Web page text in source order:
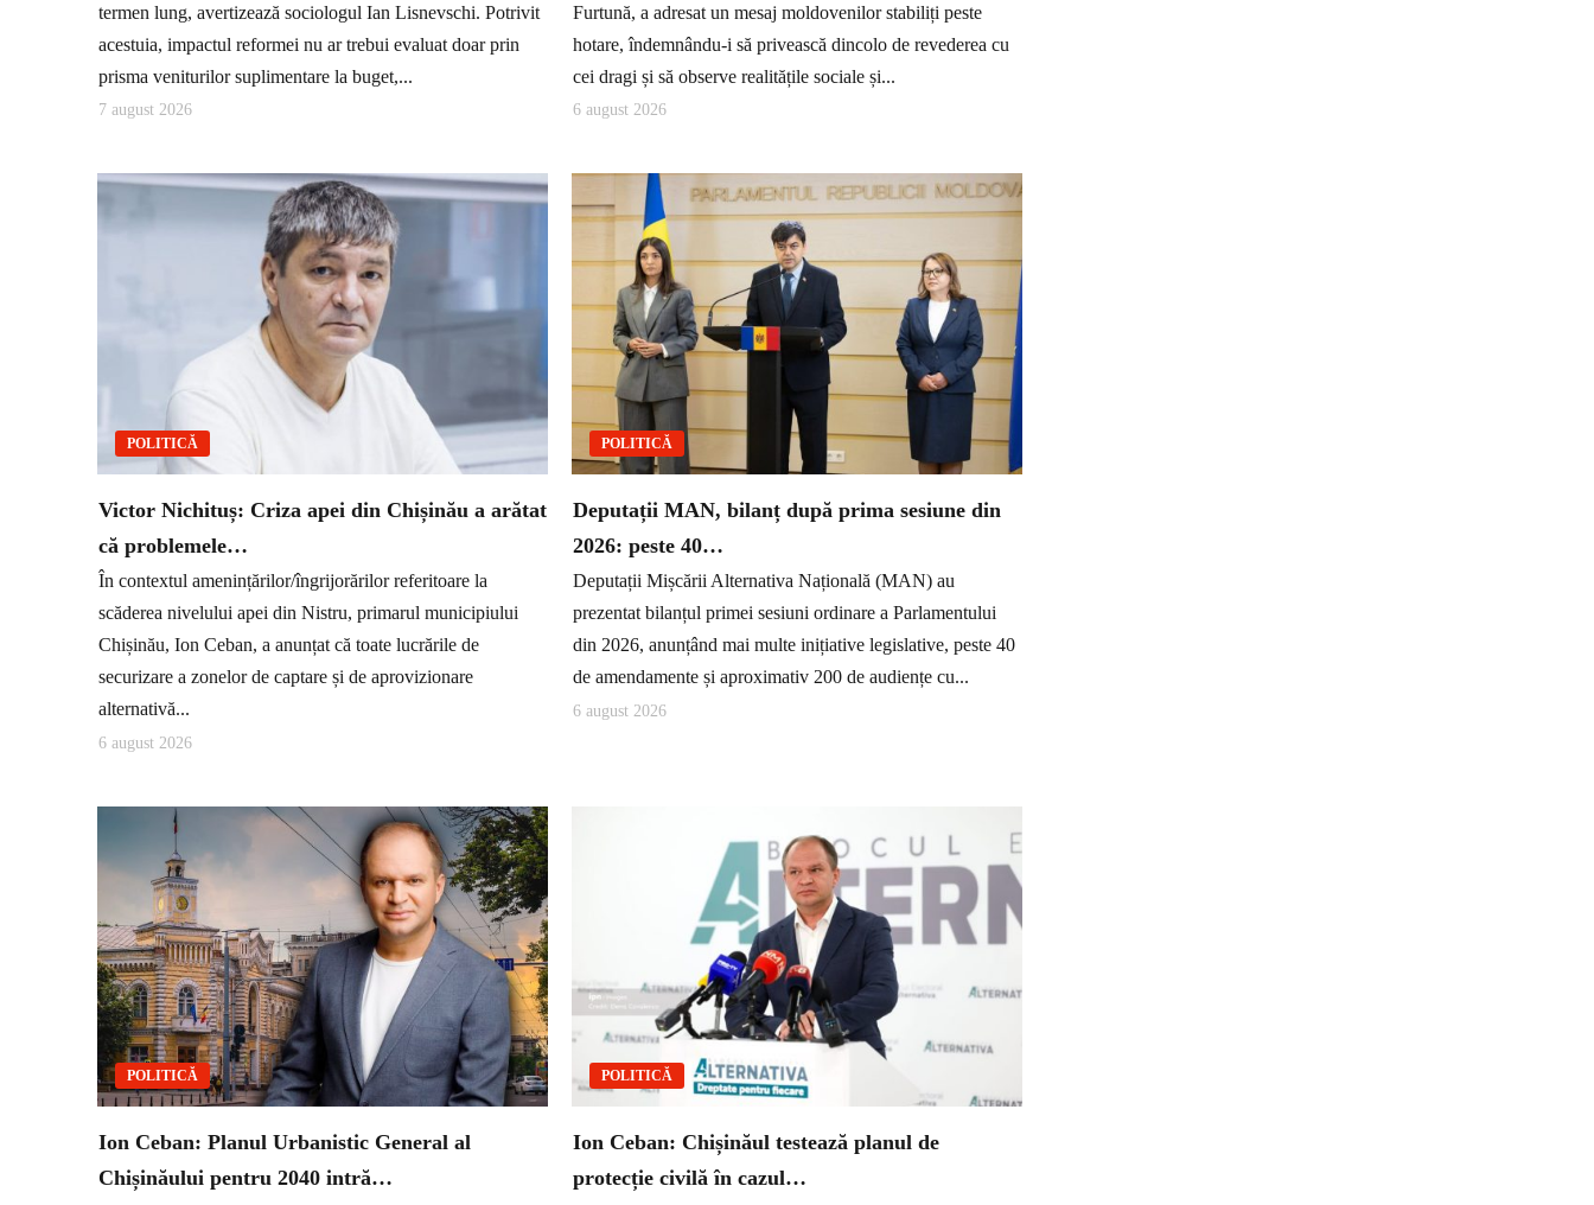
termen lung, avertizează sociologul Ian Lisnevschi. Potrivit
acestuia, impactul reformei nu ar trebui evaluat doar prin
prisma veniturilor suplimentare la buget,...
7 august 2026
Furtună, a adresat un mesaj moldovenilor stabiliți peste
hotare, îndemnându-i să privească dincolo de revederea cu
cei dragi și să observe realitățile sociale și...
6 august 2026
POLITICĂ
Victor Nichituș: Criza apei din Chișinău a arătat
că problemele…
În contextul amenințărilor/îngrijorărilor referitoare la
scăderea nivelului apei din Nistru, primarul municipiului
Chișinău, Ion Ceban, a anunțat că toate lucrările de
securizare a zonelor de captare și de aprovizionare
alternativă...
6 august 2026
POLITICĂ
Deputații MAN, bilanț după prima sesiune din
2026: peste 40…
Deputații Mișcării Alternativa Națională (MAN) au
prezentat bilanțul primei sesiuni ordinare a Parlamentului
din 2026, anunțând mai multe inițiative legislative, peste 40
de amendamente și aproximativ 200 de audiențe cu...
6 august 2026
POLITICĂ
Ion Ceban: Planul Urbanistic General al
Chișinăului pentru 2040 intră…
POLITICĂ
Ion Ceban: Chișinăul testează planul de
protecție civilă în cazul…